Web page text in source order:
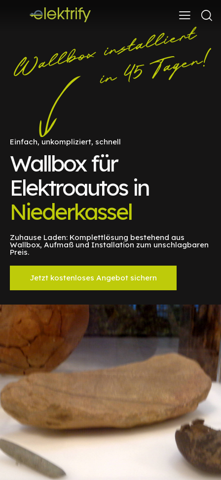
Einfach, unkompliziert, schnell
Wallbox für
Elektroautos in
Niederkassel
Zuhause Laden: Komplettlösung bestehend aus
Wallbox, Aufmaß und Installation zum unschlagbaren
Preis.
Jetzt kostenloses Angebot sichern